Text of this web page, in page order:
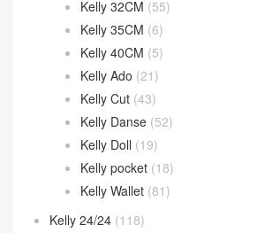
In the-loop (14)
Jige Elan(44)
Jypsiere(9)
kelly
(1,383)
Kelly 25CM(728)
Kelly 28CM(350)
Kelly 32CM (55)
Kelly 35CM(6)
Kelly 40CM (5)
Kelly Ado(21)